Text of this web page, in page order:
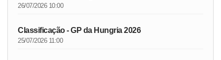
26/07/2026 10:00
Classificação - GP da Hungria 2026
25/07/2026 11:00